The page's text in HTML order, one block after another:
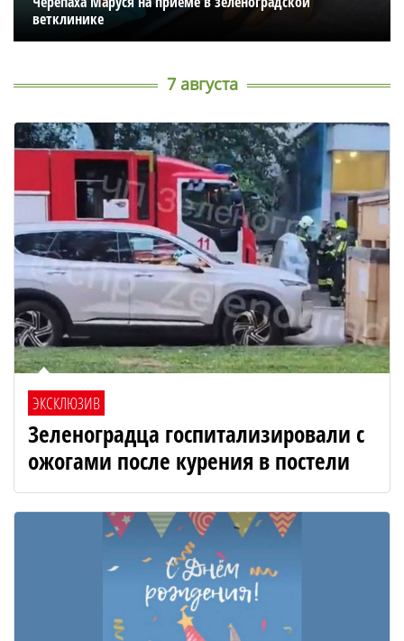
ветклинике
7 августа
ЭКСКЛЮЗИВ
Зеленоградца госпитализировали с
ожогами после курения в постели